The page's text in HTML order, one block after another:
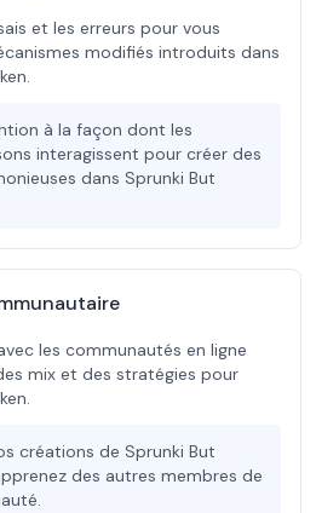
et les erreurs pour vous
modifiés introduits dans
à la façon dont les
interagissent pour créer des
dans Sprunki But
les communautés en ligne
mix et des stratégies pour
créations de Sprunki But
des autres membres de